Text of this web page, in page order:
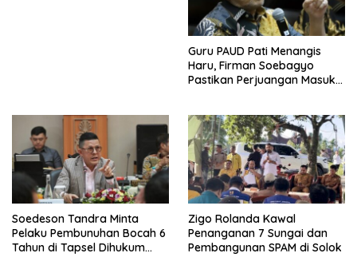
Guru PAUD Pati Menangis
Haru, Firman Soebagyo
Pastikan Perjuangan Masuk
Soedeson Tandra Minta
Pelaku Pembunuhan Bocah 6
Tahun di Tapsel Dihukum
Zigo Rolanda Kawal
Penanganan 7 Sungai dan
Pembangunan SPAM di Solok